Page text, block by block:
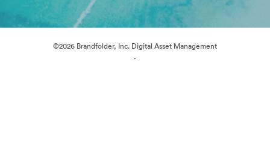
©2026 Brandfolder, Inc. Digital Asset Management
·